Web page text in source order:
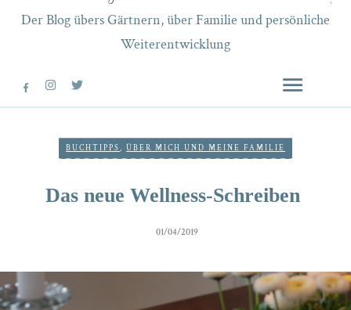
Der Blog übers Gärtnern, über Familie und persönliche
Weiterentwicklung
BUCHTIPPS , ÜBER MICH UND MEINE FAMILIE
Das neue Wellness-Schreiben
01/04/2019